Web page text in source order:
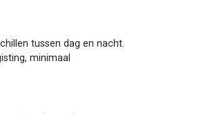
tussen dag en nacht.
minimaal